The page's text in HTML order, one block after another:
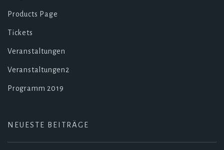
Products Page
Tickets
Veranstaltungen
Veranstaltungen2
Programm 2019
NEUESTE BEITRÄGE